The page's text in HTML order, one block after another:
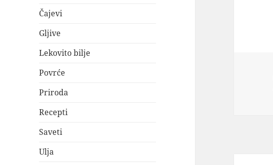
Čajevi
Gljive
Lekovito bilje
Povrće
Priroda
Recepti
Saveti
Ulja